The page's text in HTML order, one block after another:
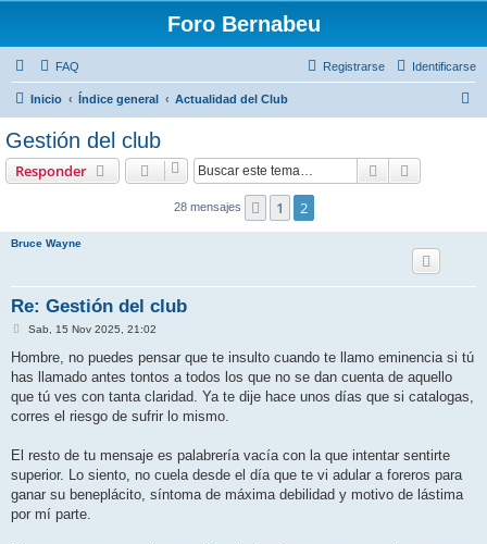
Foro Bernabeu
FAQ Identificarse
Registrarse
Inicio Índice general Actualidad del Club
Gestión del club
Responder Buscar
28 mensajes Anterior
1 2
Bruce Wayne
Re: Gestión del club
M
n
a
j
Sab, 15 Nov 2025, 21:02
Hombre, no puedes pensar que te insulto cuando te llamo eminencia si tú
has llamado antes tontos a todos los que no se dan cuenta de aquello
que tú ves con tanta claridad. Ya te dije hace unos días que si catalogas,
corres el riesgo de sufrir lo mismo.
El resto de tu mensaje es palabrería vacía con la que intentar sentirte
superior. Lo siento, no cuela desde el día que te vi adular a foreros para
ganar su beneplácito, síntoma de máxima debilidad y motivo de lástima
por mí parte.